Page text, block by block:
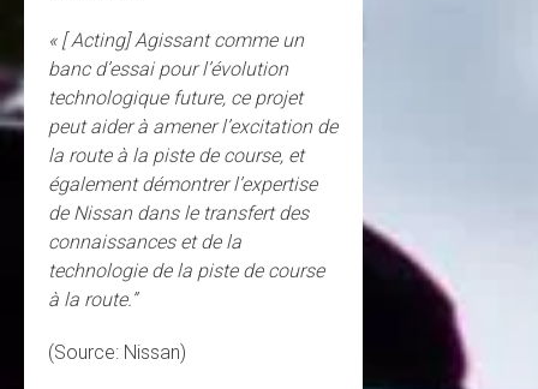
« [ Acting] Agissant comme un
banc d’essai pour l’évolution
technologique future, ce projet
peut aider à amener l’excitation de
la route à la piste de course, et
également démontrer l’expertise
de Nissan dans le transfert des
connaissances et de la
technologie de la piste de course
à la route.”
(Source: Nissan)